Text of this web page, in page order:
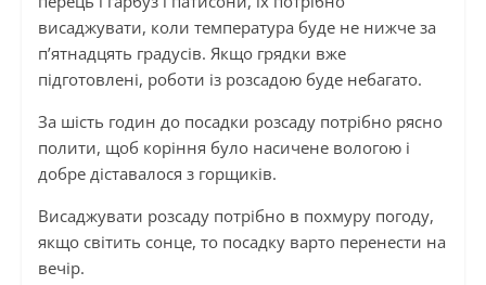
висаджувати, коли температура буде не нижче за
п’ятнадцять градусів. Якщо грядки вже
підготовлені, роботи із розсадою буде небагато.
За шість годин до посадки розсаду потрібно рясно
полити, щоб коріння було насичене вологою і
добре діставалося з горщиків.
Висаджувати розсаду потрібно в похмуру погоду,
якщо світить сонце, то посадку варто перенести на
вечір.